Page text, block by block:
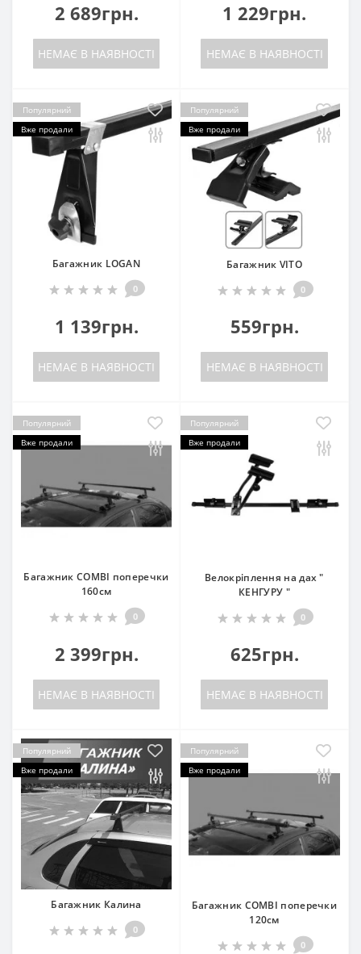
2 689грн.
НЕМАЄ В НАЯВНОСТІ
1 229грн.
НЕМАЄ В НАЯВНОСТІ
Популярний
Вже продали
Багажник LOGAN
0
1 139грн.
НЕМАЄ В НАЯВНОСТІ
Популярний
Вже продали
Багажник VITO
0
559грн.
НЕМАЄ В НАЯВНОСТІ
Популярний
Вже продали
Багажник COMBI поперечки
160см
0
2 399грн.
НЕМАЄ В НАЯВНОСТІ
Популярний
Вже продали
Велокріплення на дах "
КЕНГУРУ "
0
625грн.
НЕМАЄ В НАЯВНОСТІ
Популярний
Вже продали
Багажник Калина
0
Популярний
Вже продали
Багажник COMBI поперечки
120см
0